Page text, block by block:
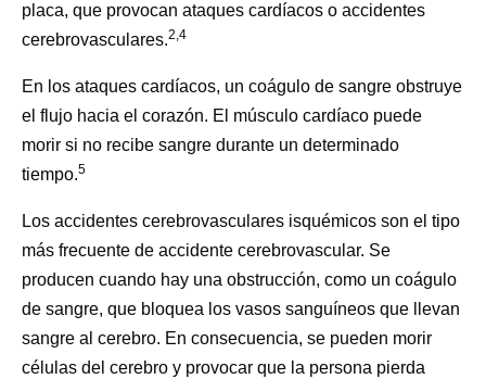
placa, que provocan ataques cardíacos o accidentes
cerebrovasculares.2,4
En los ataques cardíacos, un coágulo de sangre obstruye
el flujo hacia el corazón. El músculo cardíaco puede
morir si no recibe sangre durante un determinado
tiempo.5
Los accidentes cerebrovasculares isquémicos son el tipo
más frecuente de accidente cerebrovascular. Se
producen cuando hay una obstrucción, como un coágulo
de sangre, que bloquea los vasos sanguíneos que llevan
sangre al cerebro. En consecuencia, se pueden morir
células del cerebro y provocar que la persona pierda